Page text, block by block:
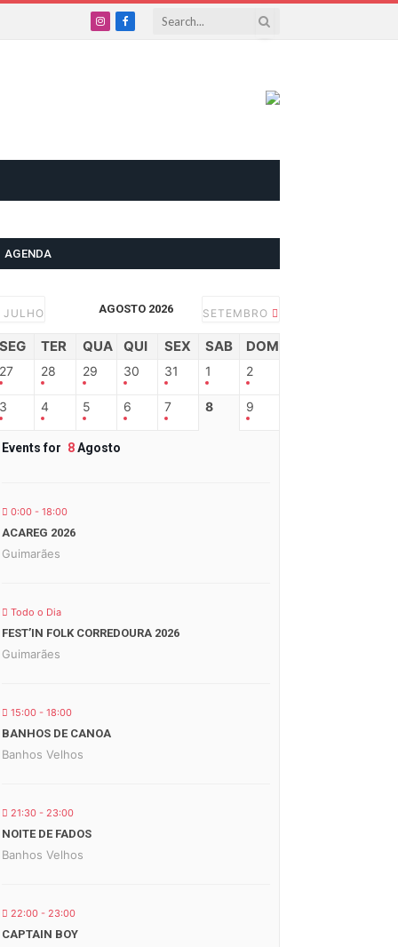
InstagramFacebook
AGENDA
JULHO AGOSTO 2026 SETEMBRO
SEG TER QUA QUI SEX SAB DOM
27 28 29 30 31 1 2
3 4 5 6 7 8 9
Events for 8Agosto
0:00 - 18:00
ACAREG 2026
Guimarães
Todo o Dia
FEST’IN FOLK CORREDOURA 2026
Guimarães
15:00 - 18:00
BANHOS DE CANOA
Banhos Velhos
21:30 - 23:00
NOITE DE FADOS
Banhos Velhos
22:00 - 23:00
CAPTAIN BOY